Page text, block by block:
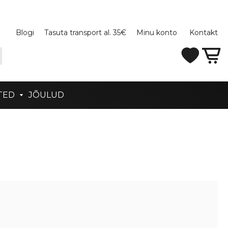
Blogi Tasuta transport al. 35€ Minu konto Kontakt
JÕULUD